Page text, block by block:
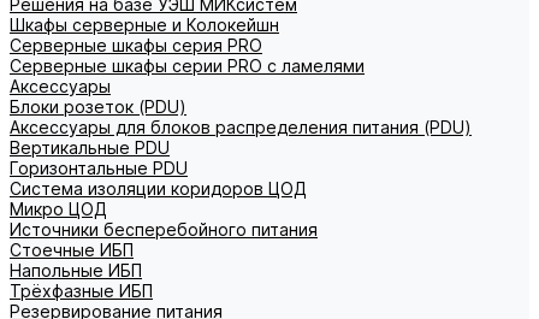
Решения на базе УЭШ МИКсистем
Шкафы серверные и Колокейшн
Серверные шкафы серия PRO
Серверные шкафы серии PRO с ламелями
Аксессуары
Блоки розеток (PDU)
Аксессуары для блоков распределения питания (PDU)
Вертикальные PDU
Горизонтальные PDU
Система изоляции коридоров ЦОД
Микро ЦОД
Источники бесперебойного питания
Стоечные ИБП
Напольные ИБП
Трёхфазные ИБП
Резервирование питания